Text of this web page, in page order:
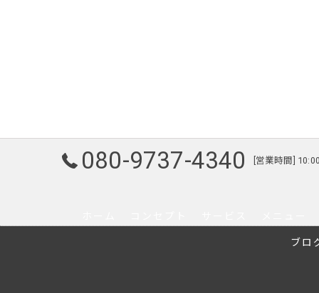
080-9737-4340 [営業時間]
ブロ